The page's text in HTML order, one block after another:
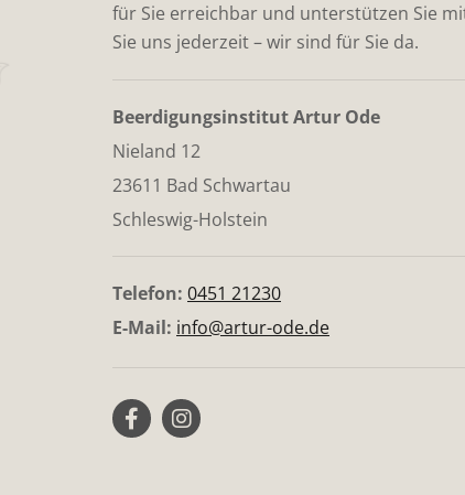
für Sie erreichbar und unterstützen Sie
Sie uns jederzeit – wir sind für Sie da.
Beerdigungsinstitut Artur Ode
Nieland 12
23611 Bad Schwartau
Schleswig-Holstein
Telefon: 0451 21230
E-Mail: info@artur-ode.de